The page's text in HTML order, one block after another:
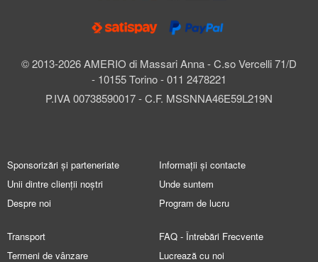
© 2013-2026 AMERIO di Massari Anna - C.so Vercelli 71/D
- 10155 Torino - 011 2478221
P.IVA 00738590017 - C.F. MSSNNA46E59L219N
Sponsorizări și parteneriate
Unii dintre clienții noștri
Despre noi
Informații și contacte
Unde suntem
Program de lucru
Transport
Termeni de vânzare
FAQ - Întrebări Frecvente
Lucrează cu noi